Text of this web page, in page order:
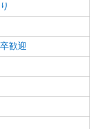
S-T2）
払いOK
験・能力による
例】32万2000円(8
通費：既定支給
を見る
歓迎